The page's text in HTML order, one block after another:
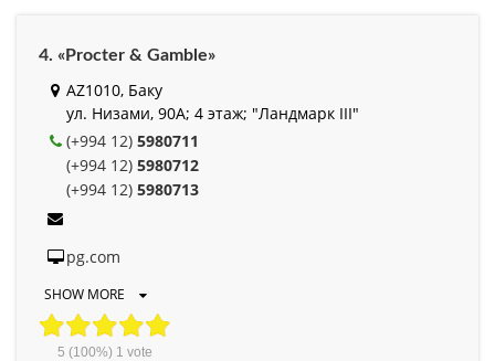
4. «Procter & Gamble»
AZ1010, Баку
ул. Низами, 90А; 4 этаж; "Ландмарк III"
(+994 12) 5980711
(+994 12) 5980712
(+994 12) 5980713
pg.com
SHOW MORE
5 (100%) 1 vote